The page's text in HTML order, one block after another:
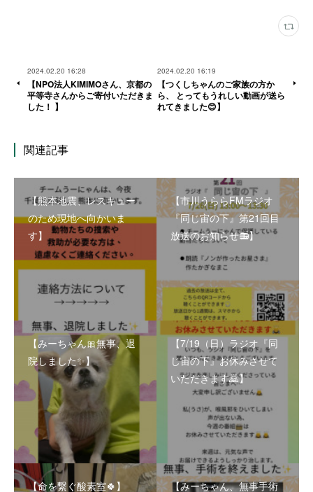
2024.02.20 16:28
【NPO法人KIMIMOさん、京都の
平等寺さんからご寄付いただきま
した！ 】
2024.02.20 16:19
【つくしちゃんのご家族の方か
ら、 とってもうれしい動画が送ら
れてきました😊】
関連記事
【熊本地震、レスキュー
のため現地へ向かいま
す】
【市川うららFMラジオ
『同じ宙の下』第21回目
放送のお知らせ📻】
【みーちゃん🎀無事、退
院しました✨】
【7/19（日）ラジオ『同
じ宙の下』お休みさせて
いただきます🙇】
【命を繋ぐ酸素室🍀】
【みーちゃん、無事手術